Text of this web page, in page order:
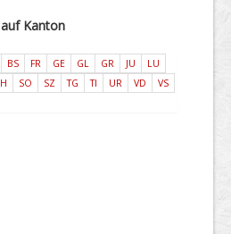
Kanton
BS FR GE GL GR JU
LU
SO SZ TG TI UR VD
VS